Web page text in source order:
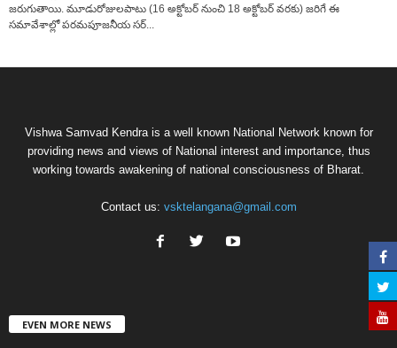
జరుగుతాయి. మూడురోజులపాటు (16 అక్టోబర్ నుంచి 18 అక్టోబర్ వరకు) జరిగే ఈ
సమావేశాల్లో పరమపూజనీయ సర్...
Vishwa Samvad Kendra is a well known National Network known for
providing news and views of National interest and importance, thus
working towards awakening of national consciousness of Bharat.
Contact us: vsktelangana@gmail.com
EVEN MORE NEWS